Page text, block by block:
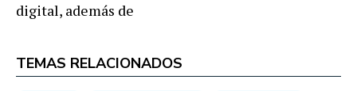
digital, además de
TEMAS RELACIONADOS